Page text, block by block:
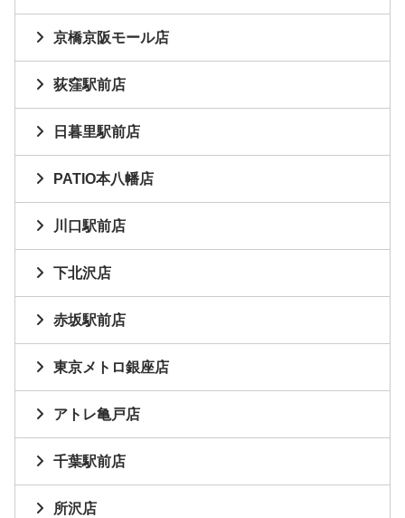
京橋京阪モール店
荻窪駅前店
日暮里駅前店
PATIO本八幡店
川口駅前店
下北沢店
赤坂駅前店
東京メトロ銀座店
アトレ亀戸店
千葉駅前店
所沢店